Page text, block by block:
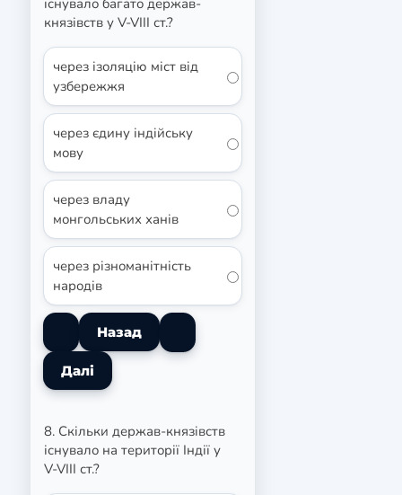
існувало багато держав-
князівств у V-VIII ст.?
через ізоляцію міст від
узбережжя
через єдину індійську
мову
через владу
монгольських ханів
через різноманітність
народів
8. Скільки держав-князівств
існувало на території Індії у
V-VIII ст.?